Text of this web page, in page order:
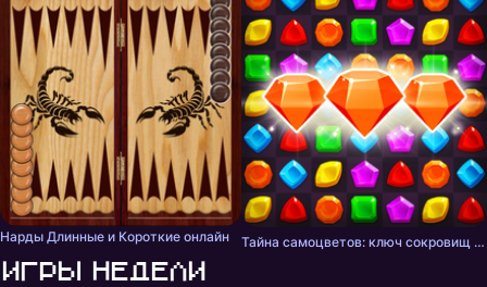
Нарды Длинные и Короткие онлайн Тайна самоцветов: ключ сокровищ - три в ряд
Игры недели